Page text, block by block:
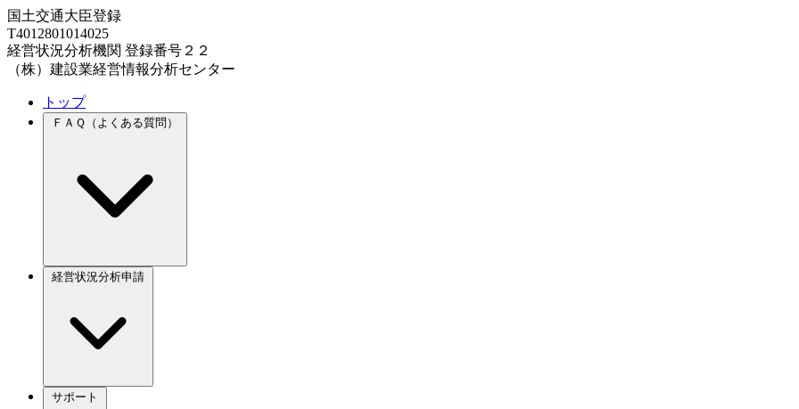
国土交通大臣登録
T4012801014025
経営状況分析機関 登録番号２２
（株）建設業経営情報分析センター
トップ
ＦＡＱ（よくある質問）
経営状況分析申請
サポート